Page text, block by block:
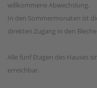
willkommene Abwechslung.
In den Sommermonaten ist
direkten Zugang in den
Alle fünf Etagen des Hauses
erreichbar.